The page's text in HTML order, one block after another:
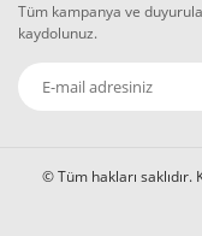
Tüm kampanya ve
kaydolunuz.
© Tüm hakları